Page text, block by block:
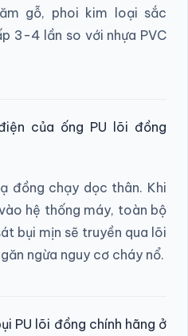
gỗ, phoi kim loại sắc
3-4 lần so với nhựa PVC
của ống PU lõi đồng
đồng chạy dọc thân. Khi
hệ thống máy, toàn bộ
bụi mịn sẽ truyền qua lõi
ngừa nguy cơ cháy nổ.
PU lõi đồng chính hãng ở